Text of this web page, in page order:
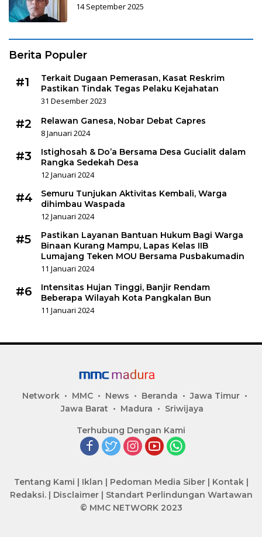
14 September 2025
Berita Populer
#1
Terkait Dugaan Pemerasan, Kasat Reskrim
Pastikan Tindak Tegas Pelaku Kejahatan
31 Desember 2023
#2
Relawan Ganesa, Nobar Debat Capres
8 Januari 2024
#3
Istighosah & Do’a Bersama Desa Gucialit dalam
Rangka Sedekah Desa
12 Januari 2024
#4
Semuru Tunjukan Aktivitas Kembali, Warga
dihimbau Waspada
12 Januari 2024
#5
Pastikan Layanan Bantuan Hukum Bagi Warga
Binaan Kurang Mampu, Lapas Kelas IIB
Lumajang Teken MOU Bersama Pusbakumadin
11 Januari 2024
#6
Intensitas Hujan Tinggi, Banjir Rendam
Beberapa Wilayah Kota Pangkalan Bun
11 Januari 2024
Network MMC News Beranda
Jawa Timur
Jawa Barat
Madura Sriwijaya
Terhubung Dengan Kami
Tentang Kami | Iklan | Pedoman Media Siber| Kontak |
Redaksi.| Disclaimer| Standart Perlindungan Wartawan
© MMC NETWORK 2023